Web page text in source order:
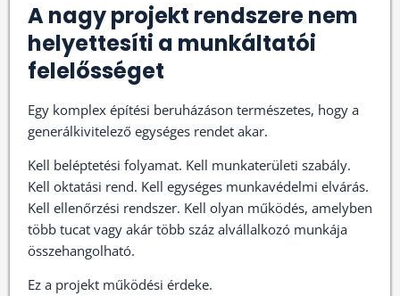
A nagy projekt rendszere nem
helyettesíti a munkáltatói
felelősséget
Egy komplex építési beruházáson természetes, hogy a
generálkivitelező egységes rendet akar.
Kell beléptetési folyamat. Kell munkaterületi szabály.
Kell oktatási rend. Kell egységes munkavédelmi elvárás.
Kell ellenőrzési rendszer. Kell olyan működés, amelyben
több tucat vagy akár több száz alvállalkozó munkája
összehangolható.
Ez a projekt működési érdeke.